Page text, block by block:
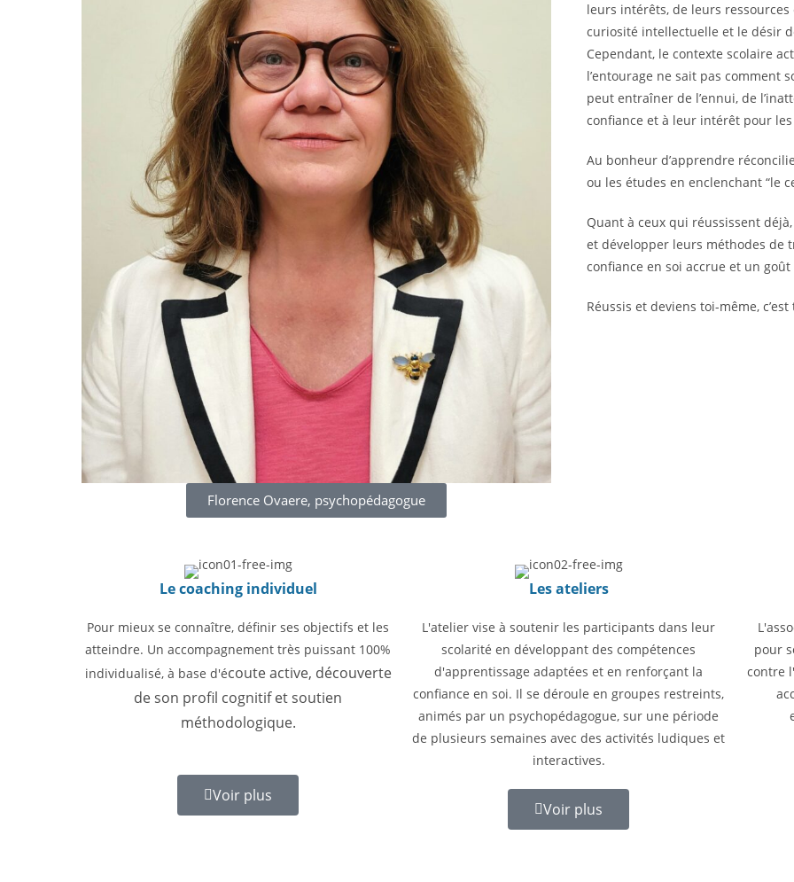
Florence Ovaere, psychopédagogue
leurs intérêts, de leurs
curiosité intellectuelle et le désir
Cependant, le contexte scolaire
l’entourage ne sait pas comment
peut entraîner de l’ennui, de
confiance et à leur intérêt pour
Au bonheur d’apprendre
ou les études en enclenchant “le
Quant à ceux qui réussissent
et développer leurs méthodes de
confiance en soi accrue et un
Réussis et deviens toi-même,
Le coaching individuel
Pour mieux se connaître, définir ses objectifs et les
atteindre. Un accompagnement très puissant 100%
individualisé, à base d'écoute active, découverte
de son profil cognitif et soutien
méthodologique.
Voir plus
Les ateliers
L'atelier vise à soutenir les participants dans leur
scolarité en développant des compétences
d'apprentissage adaptées et en renforçant la
confiance en soi. Il se déroule en groupes restreints,
animés par un psychopédagogue, sur une période
de plusieurs semaines avec des activités ludiques et
interactives.
Voir plus
pour
contre